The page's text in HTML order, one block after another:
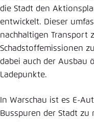
die Stadt den
entwickelt. Dieser
nachhaltigen Transport
Schadstoffemissionen
dabei auch der Ausbau
Ladepunkte.
In Warschau ist es E-
Busspuren der Stadt zu